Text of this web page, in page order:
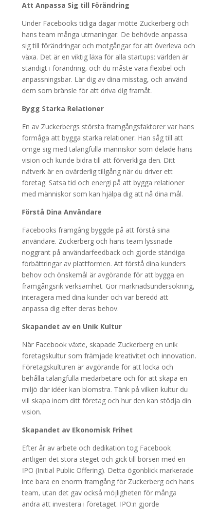
Att Anpassa Sig till Förändring
Under Facebooks tidiga dagar mötte Zuckerberg och
hans team många utmaningar. De behövde anpassa
sig till förändringar och motgångar för att överleva och
växa. Det är en viktig läxa för alla startups: världen är
ständigt i förändring, och du måste vara flexibel och
anpassningsbar. Lär dig av dina misstag, och använd
dem som bränsle för att driva dig framåt.
Bygg Starka Relationer
En av Zuckerbergs största framgångsfaktorer var hans
förmåga att bygga starka relationer. Han såg till att
omge sig med talangfulla människor som delade hans
vision och kunde bidra till att förverkliga den. Ditt
nätverk är en ovärderlig tillgång när du driver ett
företag. Satsa tid och energi på att bygga relationer
med människor som kan hjälpa dig att nå dina mål.
Förstå Dina Användare
Facebooks framgång byggde på att förstå sina
användare. Zuckerberg och hans team lyssnade
noggrant på användarfeedback och gjorde ständiga
förbättringar av plattformen. Att förstå dina kunders
behov och önskemål är avgörande för att bygga en
framgångsrik verksamhet. Gör marknadsundersökning,
interagera med dina kunder och var beredd att
anpassa dig efter deras behov.
Skapandet av en Unik Kultur
När Facebook växte, skapade Zuckerberg en unik
företagskultur som främjade kreativitet och innovation.
Företagskulturen är avgörande för att locka och
behålla talangfulla medarbetare och för att skapa en
miljö där idéer kan blomstra. Tänk på vilken kultur du
vill skapa inom ditt företag och hur den kan stödja din
vision.
Skapandet av Ekonomisk Frihet
Efter år av arbete och dedikation tog Facebook
äntligen det stora steget och gick till börsen med en
IPO (Initial Public Offering). Detta ögonblick markerade
inte bara en enorm framgång för Zuckerberg och hans
team, utan det gav också möjligheten för många
andra att investera i företaget. IPO:n gjorde